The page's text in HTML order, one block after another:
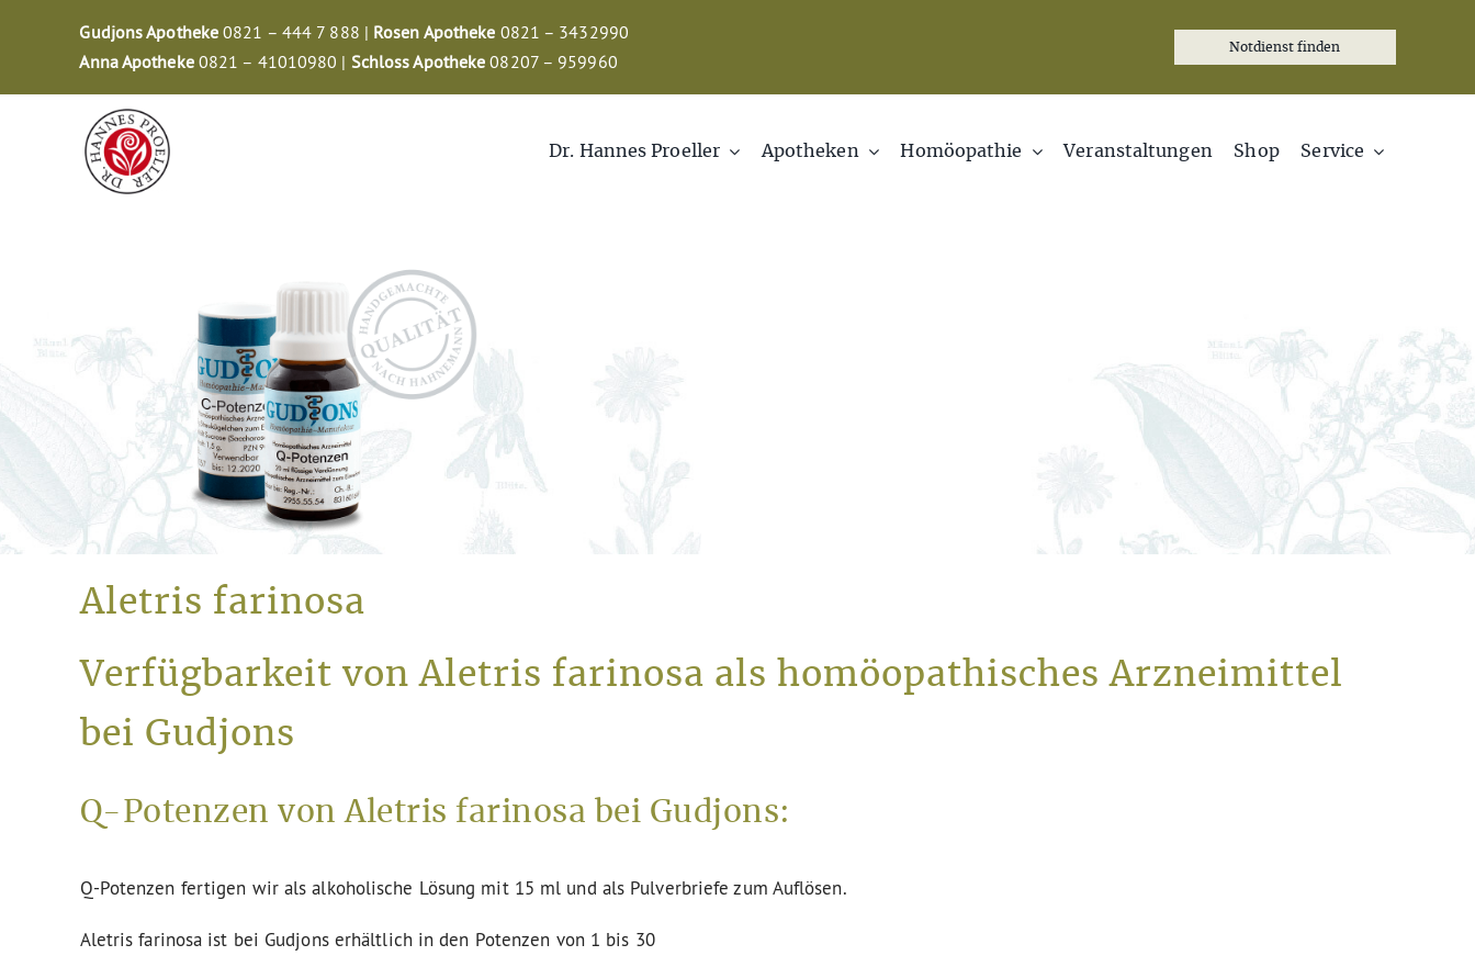
Gudjons Apotheke 0821 – 444 7 888 | Rosen Apotheke 0821 – 3432990
Anna Apotheke0821 – 41010980 | Schloss Apotheke 08207 – 959960
Notdienst finden
Dr. Hannes Proeller Apotheken Homöopathie Veranstaltungen Shop Service
Aletris farinosa
Verfügbarkeit von Aletris farinosa als homöopathisches Arzneimittel
bei Gudjons
Q-Potenzen von Aletris farinosa bei Gudjons:
Q-Potenzen fertigen wir als alkoholische Lösung mit 15 ml und als Pulverbriefe zum Auflösen.
Aletris farinosa ist bei Gudjons erhältlich in den Potenzen von 1 bis 30